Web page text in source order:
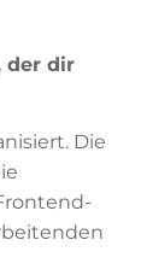
der dir
Die